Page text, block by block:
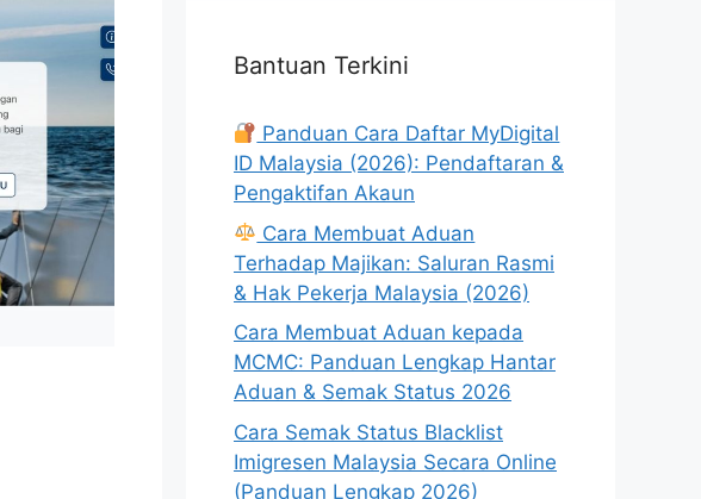
Bantuan Terkini
Panduan Cara Daftar MyDigital
ID Malaysia (2026): Pendaftaran &
Pengaktifan Akaun
Cara Membuat Aduan
Terhadap Majikan: Saluran Rasmi
& Hak Pekerja Malaysia (2026)
Cara Membuat Aduan kepada
MCMC: Panduan Lengkap Hantar
Aduan & Semak Status 2026
Cara Semak Status Blacklist
Imigresen Malaysia Secara Online
(Panduan Lengkap 2026)